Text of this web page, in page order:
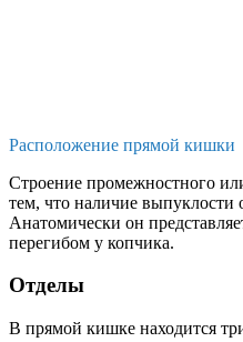
Расположение прямой кишки
Строение промежностного
тем, что наличие выпуклости
Анатомически он
перегибом у копчика.
Отделы
В прямой кишке находится